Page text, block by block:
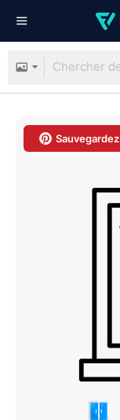
Sauvegardez